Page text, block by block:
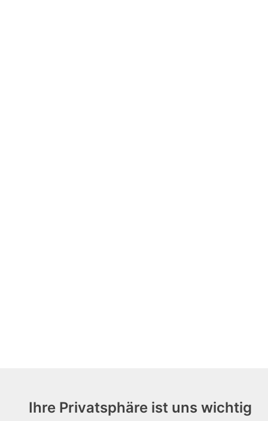
Ihre Privatsphäre ist uns wichtig